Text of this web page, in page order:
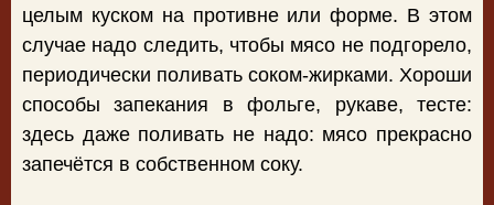
целым куском на противне или форме. В этом
случае надо следить, чтобы мясо не подгорело,
периодически поливать соком-жирками. Хороши
способы запекания в фольге, рукаве, тесте:
здесь даже поливать не надо: мясо прекрасно
запечётся в собственном соку.